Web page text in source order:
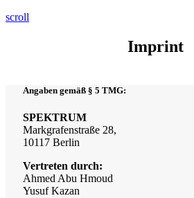
scroll
Imprint
Angaben gemäß § 5 TMG:
SPEKTRUM
Markgrafenstraße 28,
10117 Berlin
Vertreten durch:
Ahmed Abu Hmoud
Yusuf Kazan